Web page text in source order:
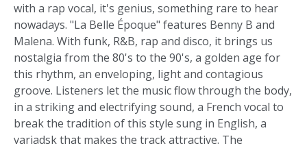
with a rap vocal, it's genius, something rare to hear
nowadays. "La Belle Époque" features Benny B and
Malena. With funk, R&B, rap and disco, it brings us
nostalgia from the 80's to the 90's, a golden age for
this rhythm, an enveloping, light and contagious
groove. Listeners let the music flow through the body,
in a striking and electrifying sound, a French vocal to
break the tradition of this style sung in English, a
variadsk that makes the track attractive. The